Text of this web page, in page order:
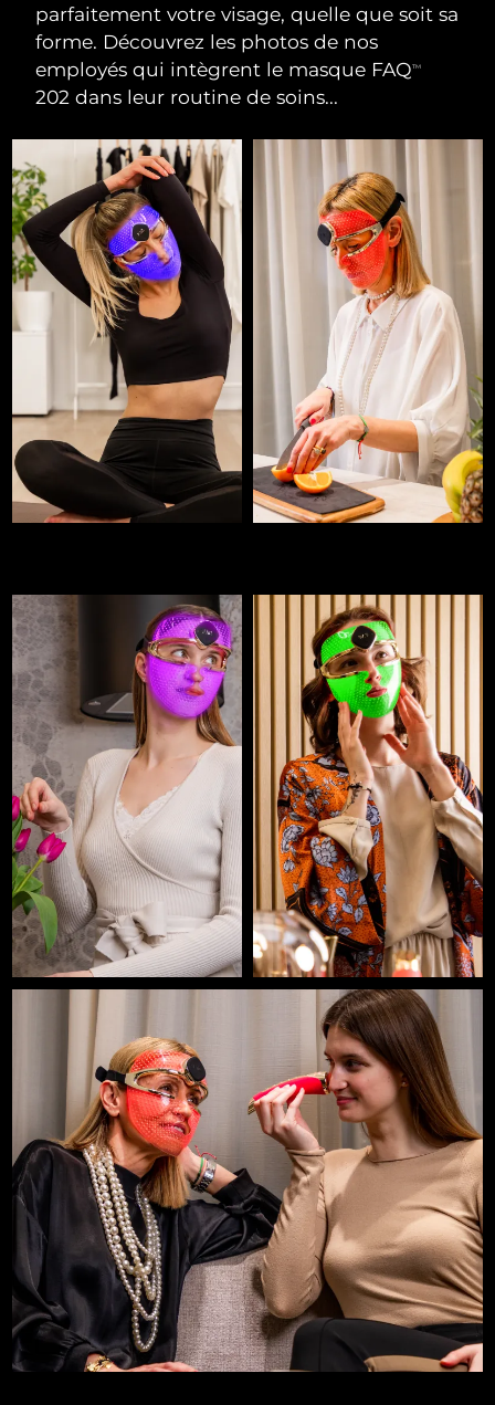
parfaitement votre visage, quelle que soit sa
forme. Découvrez les photos de nos
employés qui intègrent le masque FAQTM
202 dans leur routine de soins...